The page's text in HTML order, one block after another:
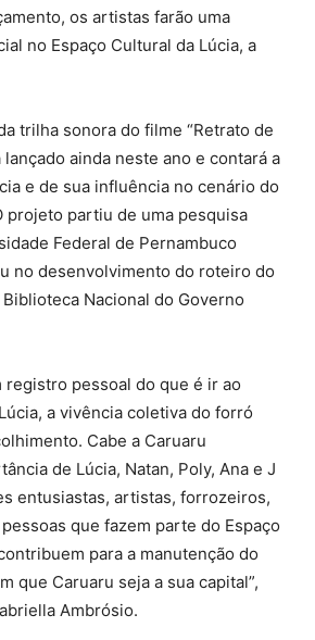
os artistas farão uma
no Espaço Cultural da Lúcia, a
trilha sonora do filme “Retrato de
lançado ainda neste ano e contará a
e de sua influência no cenário do
projeto partiu de uma pesquisa
Federal de Pernambuco
no desenvolvimento do roteiro do
Nacional do Governo
registro pessoal do que é ir ao
a vivência coletiva do forró
Cabe a Caruaru
de Lúcia, Natan, Poly, Ana e J
entusiastas, artistas, forrozeiros,
que fazem parte do Espaço
para a manutenção do
que Caruaru seja a sua capital”,
Ambrósio.